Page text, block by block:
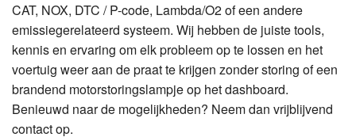
CAT, NOX, DTC / P-code, Lambda/O2 of een andere
emissiegerelateerd systeem. Wij hebben de juiste tools,
kennis en ervaring om elk probleem op te lossen en het
voertuig weer aan de praat te krijgen zonder storing of een
brandend motorstoringslampje op het dashboard.
Benieuwd naar de mogelijkheden? Neem dan vrijblijvend
contact op.